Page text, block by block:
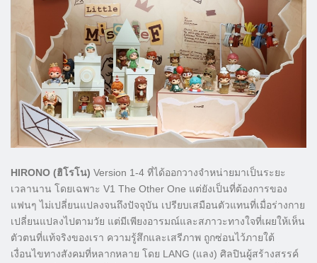
HIRONO (ฮิโรโน) Version 1-4 ที่ได้ออกวางจำหน่ายมาเป็นระยะ
เวลานาน โดยเฉพาะ V1 The Other One แต่ยังเป็นที่ต้องการของ
แฟนๆ ไม่เปลี่ยนแปลงจนถึงปัจจุบัน เปรียบเสมือนตัวแทนที่เมื่อร่างกาย
เปลี่ยนแปลงไปตามวัย แต่มีเพียงอารมณ์และสภาวะทางใจที่เผยให้เห็น
ตัวตนที่แท้จริงของเรา ความรู้สึกและเสรีภาพ ถูกซ่อนไว้ภายใต้
เงื่อนไขทางสังคมที่หลากหลาย โดย LANG (แลง) ศิลปินผู้สร้างสรรค์